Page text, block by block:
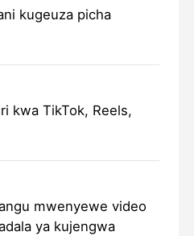
kugeuza picha
kwa TikTok, Reels,
mwenyewe video
ya kujengwa